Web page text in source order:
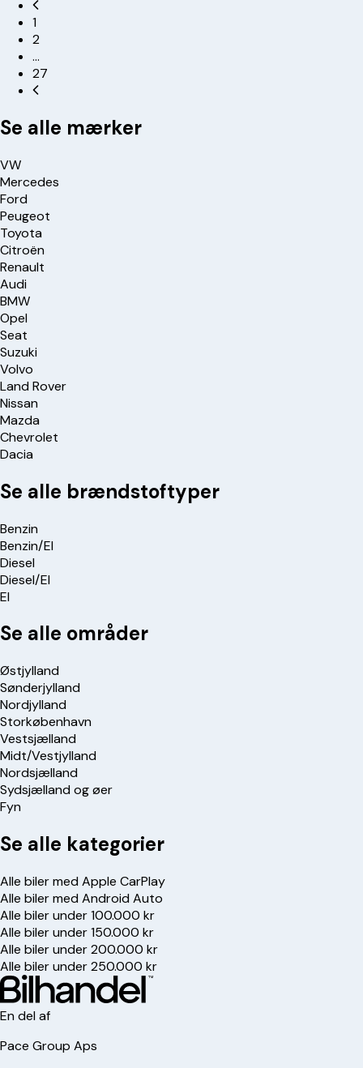
1
2
…
27
Se alle mærker
VW
Mercedes
Ford
Peugeot
Toyota
Citroën
Renault
Audi
BMW
Opel
Seat
Suzuki
Volvo
Land Rover
Nissan
Mazda
Chevrolet
Dacia
Se alle brændstoftyper
Benzin
Benzin/El
Diesel
Diesel/El
El
Se alle områder
Østjylland
Sønderjylland
Nordjylland
Storkøbenhavn
Vestsjælland
Midt/Vestjylland
Nordsjælland
Sydsjælland og øer
Fyn
Se alle kategorier
Alle biler med Apple CarPlay
Alle biler med Android Auto
Alle biler under 100.000 kr
Alle biler under 150.000 kr
Alle biler under 200.000 kr
Alle biler under 250.000 kr
En del af
Pace Group Aps